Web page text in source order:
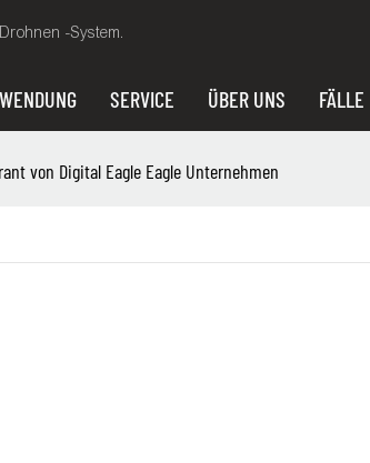
-System.
SERVICE ÜBER UNS FÄLLE
von Digital Eagle Eagle Unternehmen